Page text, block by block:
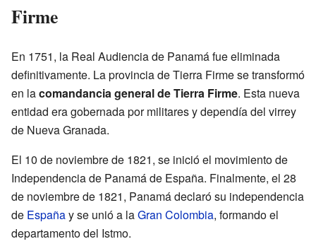
Firme
En 1751, la Real Audiencia de Panamá fue eliminada
definitivamente. La provincia de Tierra Firme se transformó
en lacomandancia general de Tierra Firme. Esta nueva
entidad era gobernada por militares y dependía del virrey
de Nueva Granada.
El 10 de noviembre de 1821, se inició el movimiento de
Independencia de Panamá de España. Finalmente, el 28
de noviembre de 1821, Panamá declaró su independencia
de Españay se unió a laGran Colombia, formando el
departamento del Istmo.